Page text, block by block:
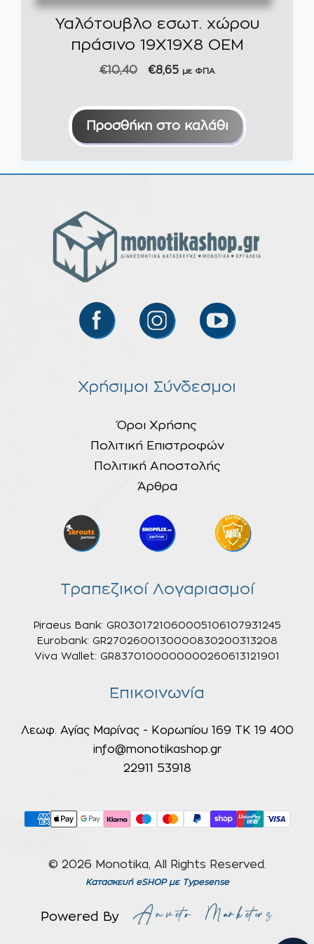
Υαλότουβλο εσωτ. χώρου
πράσινο 19X19X8 ΟΕΜ
€10,40
Original
was:
€10,40.
€8,65Η
τιμή
είναι:
με ΦΠΑ
Προσθήκη στο καλάθι
Χρήσιμοι Σύνδεσμοι
Όροι Χρήσης
Πολιτική Επιστροφών
Πολιτική Αποστολής
Άρθρα
Τραπεζικοί Λογαριασμοί
Piraeus Bank: GR0301721060005106107931245
Eurobank: GR2702600130000830200313208
Viva Wallet: GR8370100000000260613121901
Επικοινωνία
Λεωφ. Αγίας Μαρίνας - Κορωπίου 169 ΤΚ 19 400
info@monotikashop.gr
22911 53918
© 2026 Monotika, All Rights Reserved.
Κατασκευή eSHOPμε Typesense
Powered By